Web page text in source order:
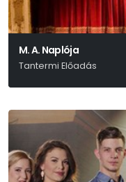
M. A. Naplója
Tantermi Előadás